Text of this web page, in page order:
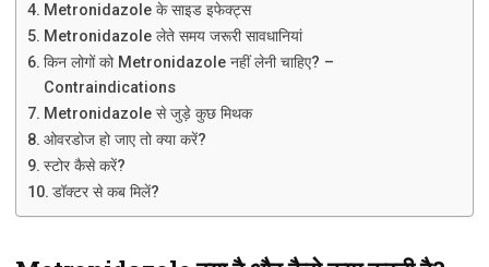
Metronidazole के साइड इफेक्ट्स
Metronidazole लेते समय जरूरी सावधानियां
किन लोगों को Metronidazole नहीं लेनी चाहिए? –
Contraindications
Metronidazole से जुड़े कुछ मिथक
ओवरडोज हो जाए तो क्या करें?
स्टोर कैसे करें?
डॉक्टर से कब मिलें?